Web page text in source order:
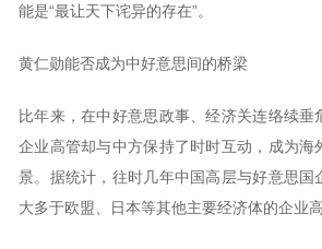
能是“最让天下诧异的存在”。
黄仁勋能否成为中好意思间的桥梁
比年来，在中好意思政事、经济关连络续垂
企业高管却与中方保持了时时互动，成为海
景。据统计，往时几年中国高层与好意思国
大多于欧盟、日本等其他主要经济体的企业高